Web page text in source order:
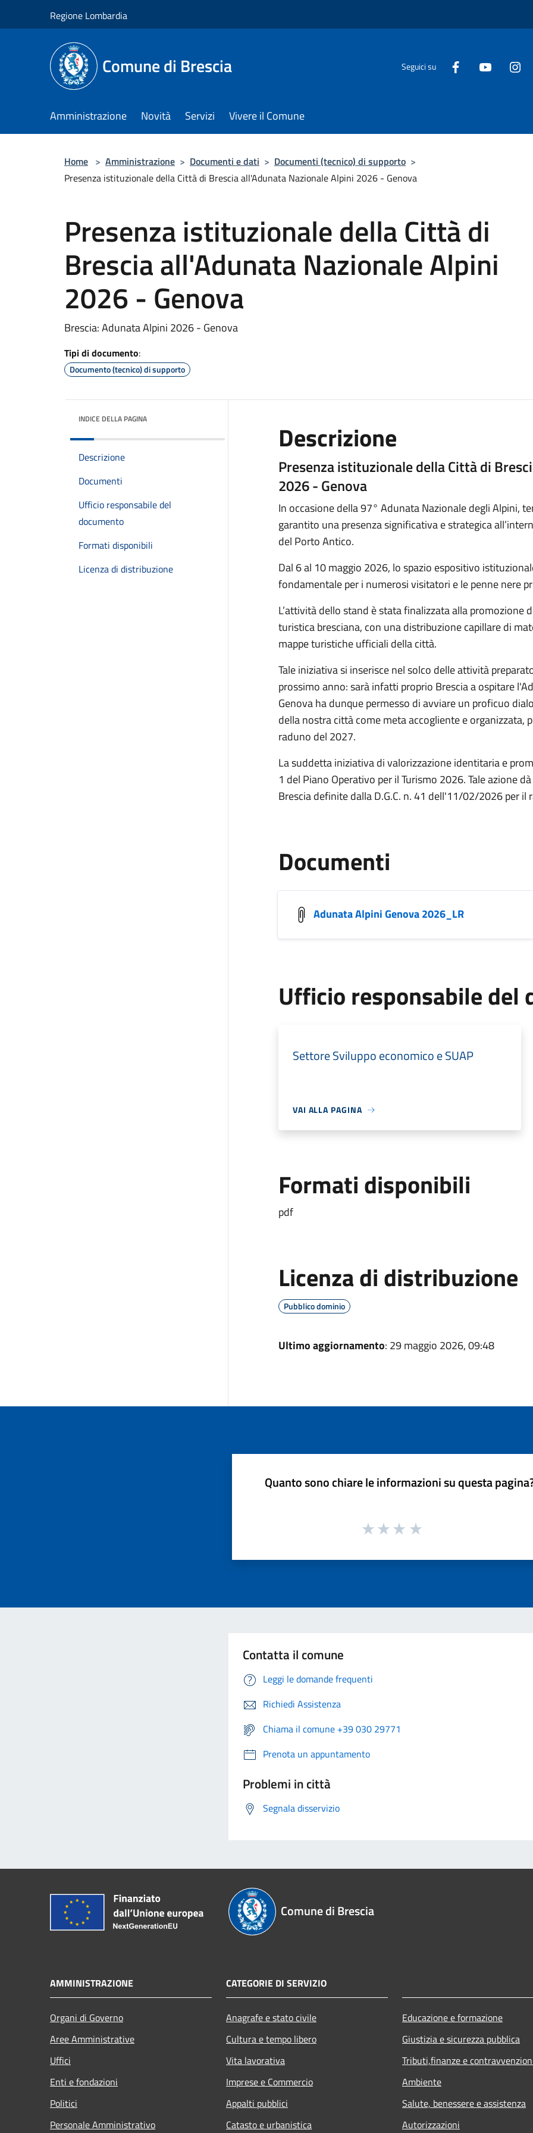
Regione Lombardia
Comune di Brescia Seguici su
Amministrazione Novità Servizi Vivere il Comune
Home > Amministrazione > Documenti e dati > Documenti (tecnico) di supporto >
Presenza istituzionale della Città di Brescia all'Adunata Nazionale Alpini 2026 - Genova
Presenza istituzionale della Città di
Brescia all'Adunata Nazionale Alpini
2026 - Genova
Brescia: Adunata Alpini 2026 - Genova
Tipi di documento:
Documento (tecnico) di supporto
INDICE DELLA PAGINA
Descrizione
Documenti
Ufficio responsabile del
documento
Formati disponibili
Licenza di distribuzione
Descrizione
Presenza istituzionale della Città di
2026 - Genova
In occasione della 97° Adunata Nazionale degli Alpini,
garantito una presenza significativa e strategica
del Porto Antico.
Dal 6 al 10 maggio 2026, lo spazio espositivo
fondamentale per i numerosi visitatori e le penne nere
L’attività dello stand è stata finalizzata alla
turistica bresciana, con una distribuzione capillare di
mappe turistiche ufficiali della città.
Tale iniziativa si inserisce nel solco delle attività
prossimo anno: sarà infatti proprio Brescia a ospitare
Genova ha dunque permesso di avviare un proficuo
della nostra città come meta accogliente e organizzata,
raduno del 2027.
La suddetta iniziativa di valorizzazione identitaria e
1 del Piano Operativo per il Turismo 2026. Tale azione
Brescia definite dalla D.G.C. n. 41 dell'11/02/2026 per
Documenti
Adunata Alpini Genova 2026_LR
Ufficio responsabile del
Settore Sviluppo economico e SUAP
VAI ALLA PAGINA
Formati disponibili
pdf
Licenza di distribuzione
Pubblico dominio
Ultimo aggiornamento: 29 maggio 2026, 09:48
Quanto sono chiare le informazioni su questa
Contatta il comune
Leggi le domande frequenti
Richiedi Assistenza
Chiama il comune +39 030 29771
Prenota un appuntamento
Problemi in città
Segnala disservizio
Comune di Brescia
AMMINISTRAZIONE
Organi di Governo
Aree Amministrative
Uffici
Enti e fondazioni
Politici
Personale Amministrativo
CATEGORIE DI SERVIZIO
Anagrafe e stato civile
Cultura e tempo libero
Vita lavorativa
Imprese e Commercio
Appalti pubblici
Catasto e urbanistica
Educazione e formazione
Giustizia e sicurezza pubblica
Tributi,finanze e
Ambiente
Salute, benessere e assistenza
Autorizzazioni